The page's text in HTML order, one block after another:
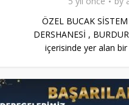
ÖZEL BUCAK
DERSHANESİ ,
içerisinde yer alan